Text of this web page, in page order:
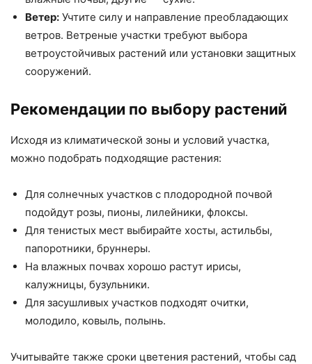
Ветер: Учтите силу и направление преобладающих
ветров. Ветреные участки требуют выбора
ветроустойчивых растений или установки защитных
сооружений.
Рекомендации по выбору растений
Исходя из климатической зоны и условий участка,
можно подобрать подходящие растения:
Для солнечных участков с плодородной почвой
подойдут розы, пионы, лилейники, флоксы.
Для тенистых мест выбирайте хосты, астильбы,
папоротники, бруннеры.
На влажных почвах хорошо растут ирисы,
калужницы, бузульники.
Для засушливых участков подходят очитки,
молодило, ковыль, полынь.
Учитывайте также сроки цветения растений, чтобы сад